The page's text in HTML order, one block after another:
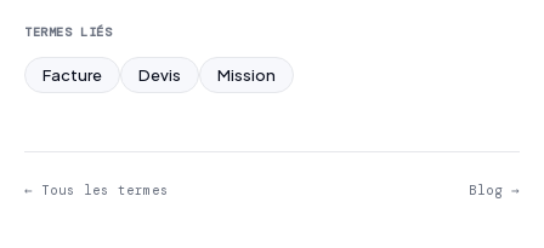
TERMES LIÉS
Facture Devis Mission
← Tous les termes Blog →